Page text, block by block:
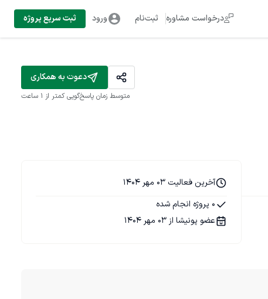
درخواست مشاوره ثبت‌نام ورود ثبت سریع پروژه
دعوت به همکاری
متوسط زمان پاسخ‌گویی کمتر از 1 ساعت
آخرین فعالیت 03 مهر 1404
0 پروژه انجام شده
عضو پونیشا از 03 مهر 1404